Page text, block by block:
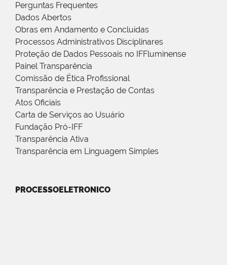
Perguntas Frequentes
Dados Abertos
Obras em Andamento e Concluídas
Processos Administrativos Disciplinares
Proteção de Dados Pessoais no IFFluminense
Painel Transparência
Comissão de Ética Profissional
Transparência e Prestação de Contas
Atos Oficiais
Carta de Serviços ao Usuário
Fundação Pró-IFF
Transparência Ativa
Transparência em Linguagem Simples
PROCESSOELETRONICO